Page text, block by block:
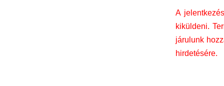
A
kiküldeni.
járulunk
hirdetésére.